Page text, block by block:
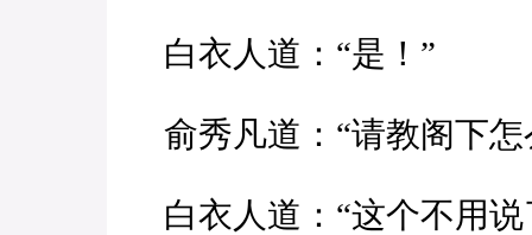
白衣人道：“是！”
俞秀凡道：“请教阁下怎
白衣人道：“这个不用